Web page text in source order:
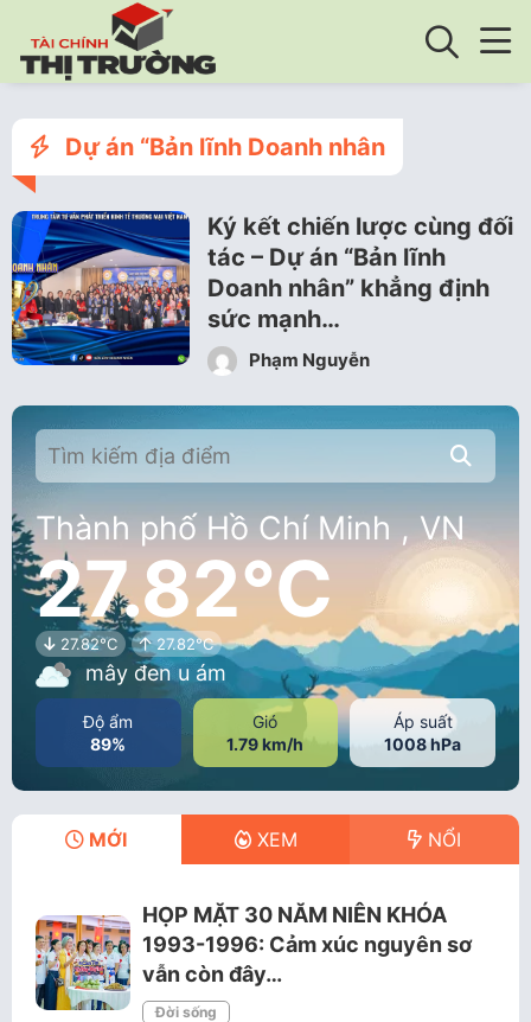
Dự án “Bản lĩnh Doanh nhân
Ký kết chiến lược cùng đối
tác – Dự án “Bản lĩnh
Doanh nhân” khẳng định
sức mạnh…
Phạm Nguyễn
Thành phố Hồ Chí Minh , VN
27.82°C
27.82°C 27.82°C
mây đen u ám
Độ ẩm
89%
Gió
1.79 km/h
Áp suất
1008 hPa
MỚI XEM NỔI
HỌP MẶT 30 NĂM NIÊN KHÓA
1993-1996: Cảm xúc nguyên sơ
vẫn còn đây…
Đời sống